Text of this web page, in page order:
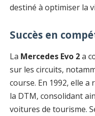
destiné à optimiser la
Succès en
La Mercedes Evo 2a
sur les circuits,
course. En 1992, elle
la DTM, consolidant
voitures de tourisme.